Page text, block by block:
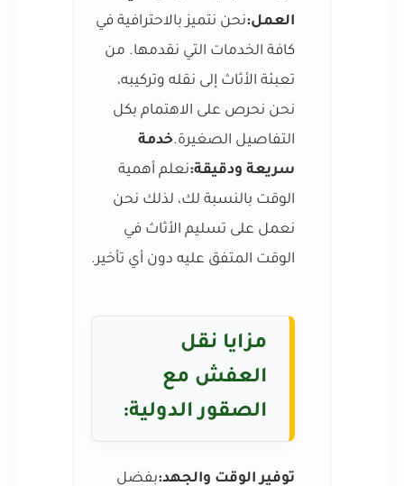
العمل:نحن نتميز بالاحترافية في
كافة الخدمات التي نقدمها. من
تعبئة الأثاث إلى نقله وتركيبه،
نحن نحرص على الاهتمام بكل
التفاصيل الصغيرة.خدمة
سريعة ودقيقة:نعلم أهمية
الوقت بالنسبة لك، لذلك نحن
نعمل على تسليم الأثاث في
الوقت المتفق عليه دون أي تأخير.
مزايا نقل
العفش مع
الصقور الدولية:
توفير الوقت والجهد:بفضل